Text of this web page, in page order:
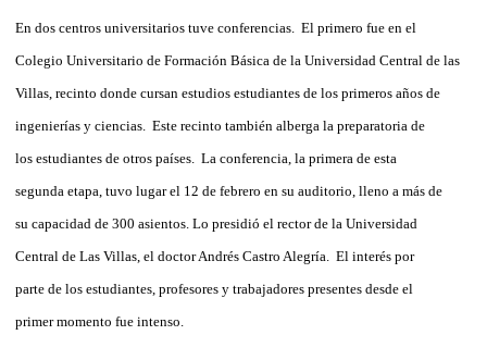
En dos centros universitarios tuve conferencias. El primero fue en el
Colegio Universitario de Formación Básica de la Universidad Central de las
Villas, recinto donde cursan estudios estudiantes de los primeros años de
ingenierías y ciencias. Este recinto también alberga la preparatoria de
los estudiantes de otros países. La conferencia, la primera de esta
segunda etapa, tuvo lugar el 12 de febrero en su auditorio, lleno a más de
su capacidad de 300 asientos. Lo presidió el rector de la Universidad
Central de Las Villas, el doctor Andrés Castro Alegría. El interés por
parte de los estudiantes, profesores y trabajadores presentes desde el
primer momento fue intenso.